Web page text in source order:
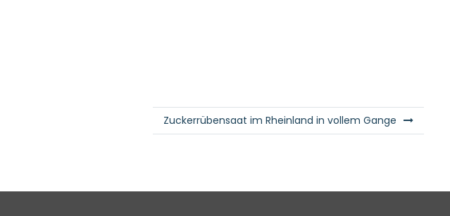
Zuckerrübensaat im Rheinland in vollem Gange